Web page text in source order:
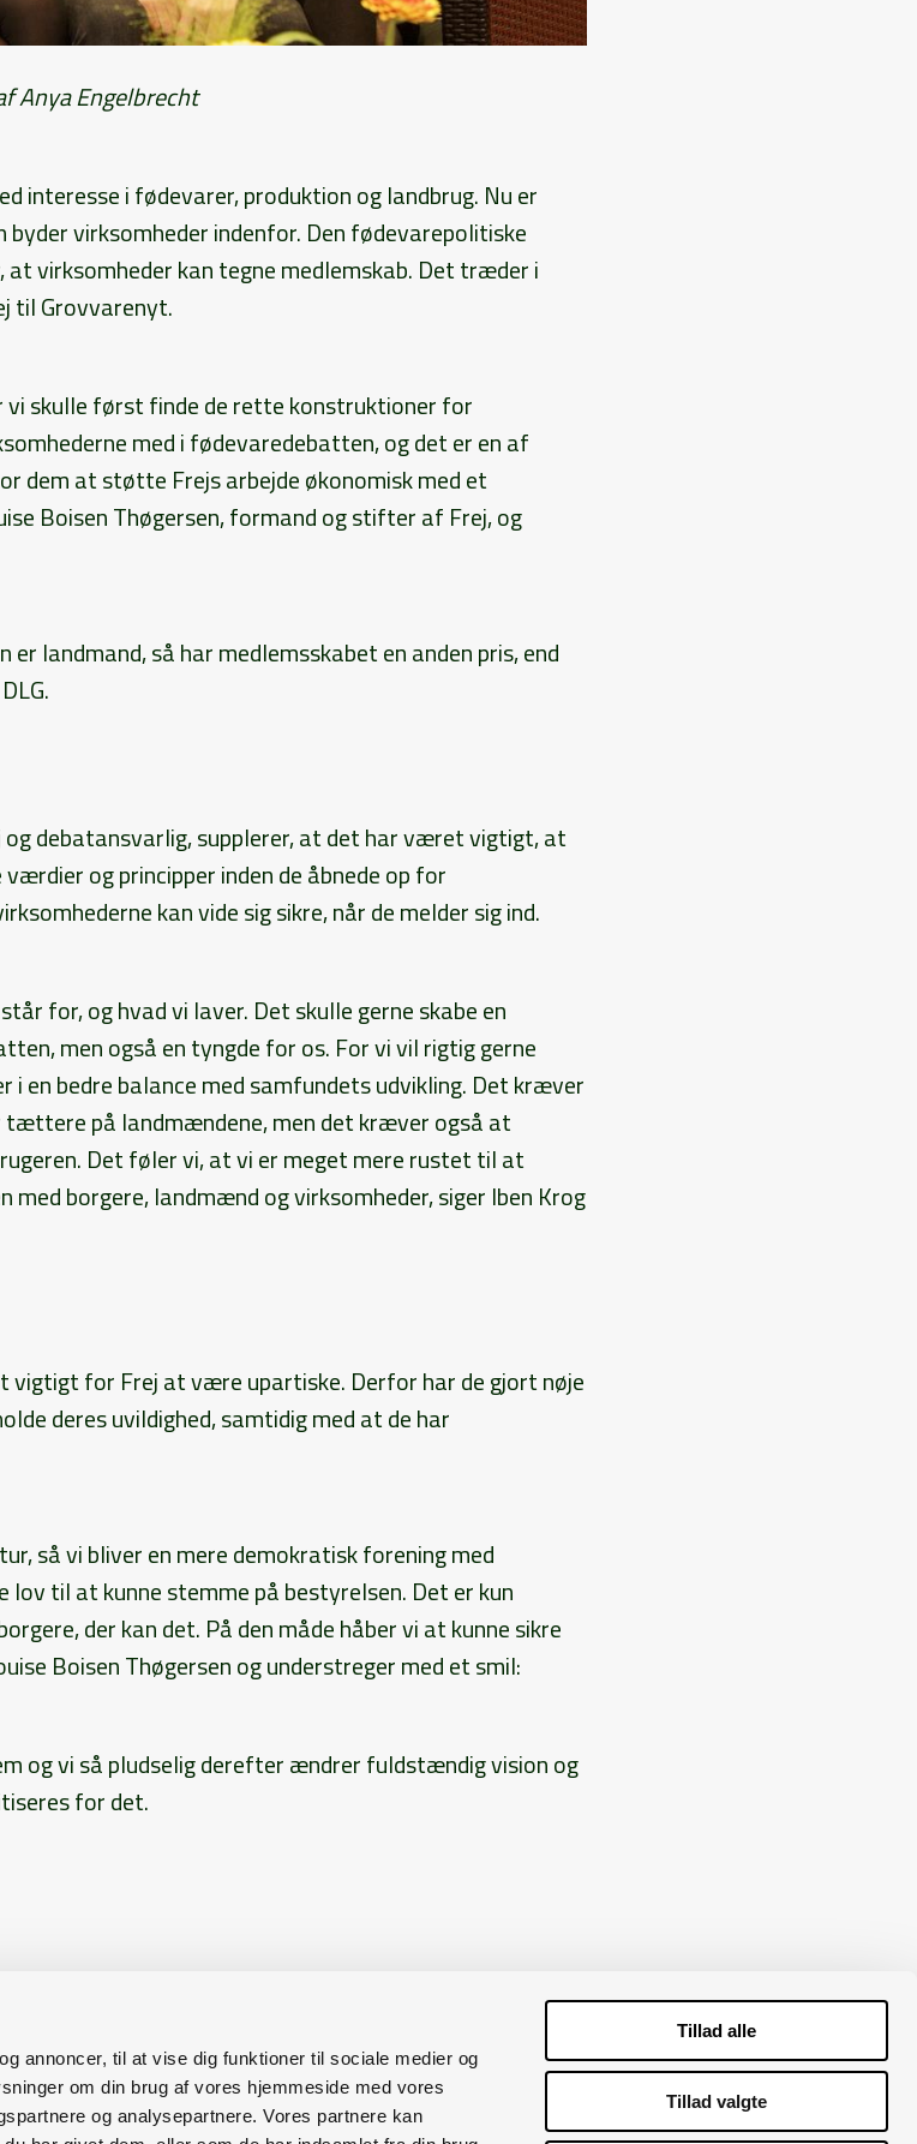
annoncer, til at vise dig funktioner til sociale medier og
om din brug af vores hjemmeside med vores
og analysepartnere. Vores partnere kan
Tillad alle
Tillad valgte
Anya Engelbrecht
interesse i fødevarer, produktion og landbrug. Nu er
virksomheder indenfor. Den fødevarepolitiske
virksomheder kan tegne medlemskab. Det træder i
Grovvarenyt.
skulle først finde de rette konstruktioner for
med i fødevaredebatten, og det er en af
dem at støtte Frejs arbejde økonomisk med et
Boisen Thøgersen, formand og stifter af Frej, og
landmand, så har medlemsskabet en anden pris, end
debatansvarlig, supplerer, at det har været vigtigt, at
og principper inden de åbnede op for
kan vide sig sikre, når de melder sig ind.
for, og hvad vi laver. Det skulle gerne skabe en
men også en tyngde for os. For vi vil rigtig gerne
i en bedre balance med samfundets udvikling. Det kræver
på landmændene, men det kræver også at
Det føler vi, at vi er meget mere rustet til at
borgere, landmænd og virksomheder, siger Iben Krog
vigtigt for Frej at være upartiske. Derfor har de gjort nøje
deres uvildighed, samtidig med at de har
så vi bliver en mere demokratisk forening med
lov til at kunne stemme på bestyrelsen. Det er kun
der kan det. På den måde håber vi at kunne sikre
Boisen Thøgersen og understreger med et smil:
og vi så pludselig derefter ændrer fuldstændig vision og
for det.
Food Park 15 8200 Aarhus N + 45 5393 7760